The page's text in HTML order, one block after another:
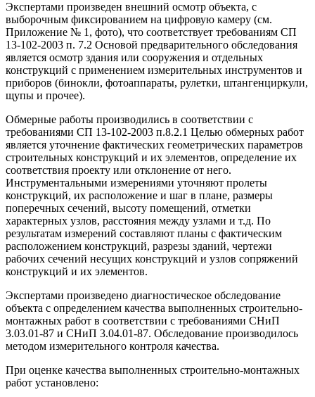
Экспертами произведен внешний осмотр объекта, с
выборочным фиксированием на цифровую камеру (см.
Приложение № 1, фото), что соответствует требованиям СП
13-102-2003 п. 7.2 Основой предварительного обследования
является осмотр здания или сооружения и отдельных
конструкций с применением измерительных инструментов и
приборов (бинокли, фотоаппараты, рулетки, штангенциркули,
щупы и прочее).
Обмерные работы производились в соответствии с
требованиями СП 13-102-2003 п.8.2.1 Целью обмерных работ
является уточнение фактических геометрических параметров
строительных конструкций и их элементов, определение их
соответствия проекту или отклонение от него.
Инструментальными измерениями уточняют пролеты
конструкций, их расположение и шаг в плане, размеры
поперечных сечений, высоту помещений, отметки
характерных узлов, расстояния между узлами и т.д. По
результатам измерений составляют планы с фактическим
расположением конструкций, разрезы зданий, чертежи
рабочих сечений несущих конструкций и узлов сопряжений
конструкций и их элементов.
Экспертами произведено диагностическое обследование
объекта с определением качества выполненных строительно-
монтажных работ в соответствии с требованиями СНиП
3.03.01-87 и СНиП 3.04.01-87. Обследование производилось
методом измерительного контроля качества.
При оценке качества выполненных строительно-монтажных
работ установлено: